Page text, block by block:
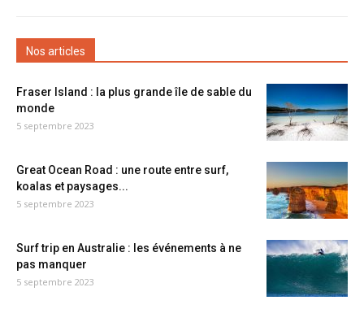
Nos articles
Fraser Island : la plus grande île de sable du
monde
5 septembre 2023
Great Ocean Road : une route entre surf,
koalas et paysages...
5 septembre 2023
Surf trip en Australie : les événements à ne
pas manquer
5 septembre 2023